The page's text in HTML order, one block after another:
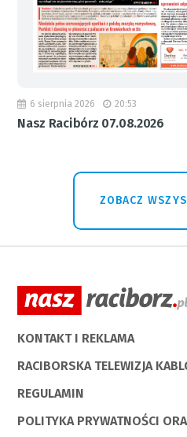
6 sierpnia 2026 20:53
Nasz Racibórz 07.08.2026
ZOBACZ
KONTAKT I REKLAMA
RACIBORSKA TELEWIZJA
REGULAMIN
POLITYKA PRYWATNOŚCI